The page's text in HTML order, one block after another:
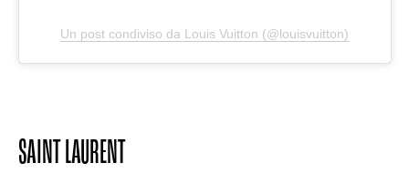
Un post condiviso da Louis Vuitton (@louisvuitton)
SAINT LAURENT